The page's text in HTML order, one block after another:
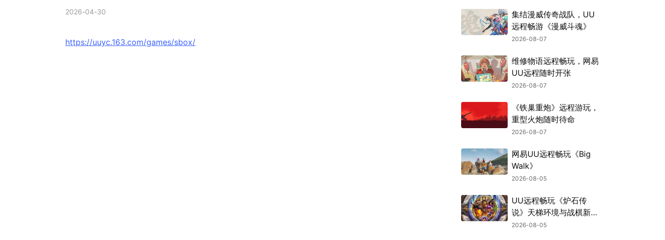
2026-04-30
https://uuyc.163.com/games/sbox/
集结漫威传奇战队，UU
远程畅游《漫威斗魂》
2026-08-07
维修物语远程畅玩，网易
UU远程随时开张
2026-08-07
《铁巢重炮》远程游玩，
重型火炮随时待命
2026-08-07
网易UU远程畅玩《Big
Walk》
2026-08-05
UU远程畅玩《炉石传
说》天梯环境与战棋新机
制
2026-08-05